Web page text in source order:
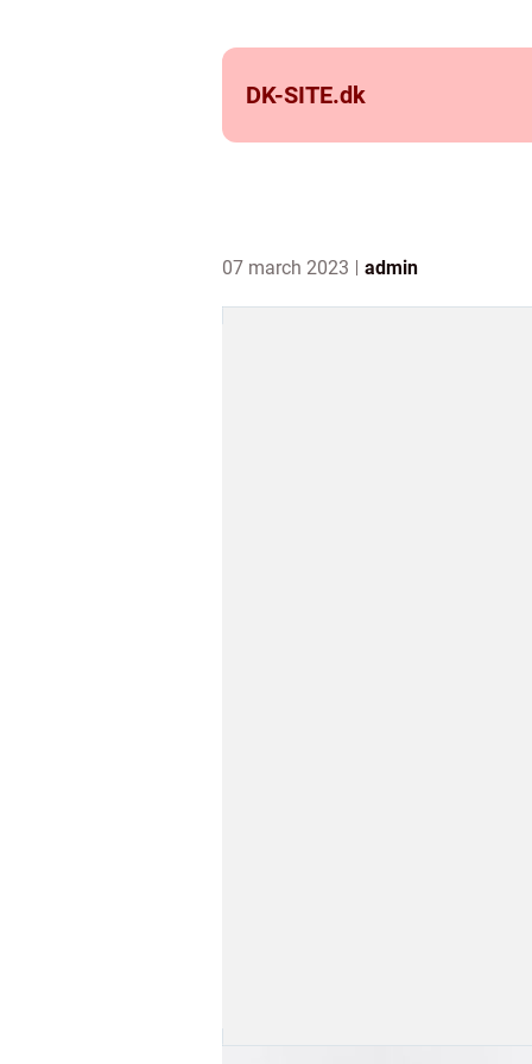
DK-SITE.dk
07 march 2023 admin